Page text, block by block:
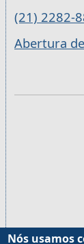
(21) 2282-
Abertura
Nós usamos